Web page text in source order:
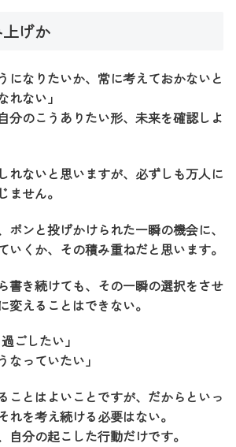
げか
になりたいか、常に考えておかないと
れない」
分のこうありたい形、未来を確認しよ
れないと思いますが、必ずしも万人に
ません。
ポンと投げかけられた一瞬の機会に、
いくか、その積み重ねだと思います。
書き続けても、その一瞬の選択をさせ
変えることはできない。
ごしたい」
なっていたい」
ことはよいことですが、だからといっ
れを考え続ける必要はない。
自分の起こした行動だけです。